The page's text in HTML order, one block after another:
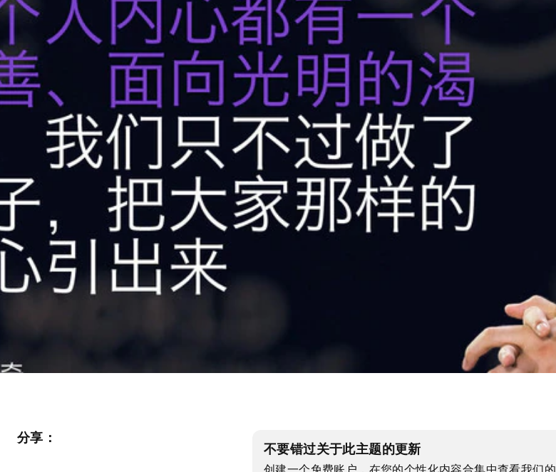
分享：
不要错过关于此主题的更新